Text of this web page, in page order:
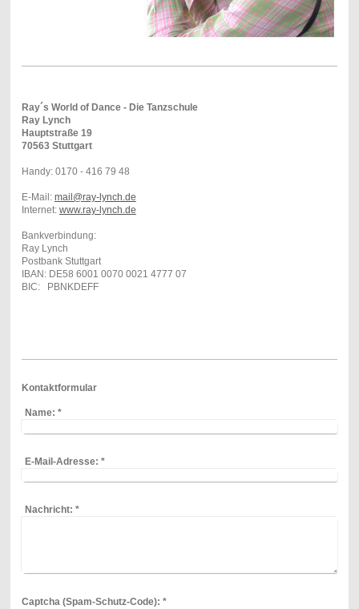
Ray´s World of Dance - Die Tanzschule
Ray Lynch
Hauptstraße 19
70563 Stuttgart
Handy: 0170 - 416 79 48
E-Mail: mail@ray-lynch.de
Internet: www.ray-lynch.de
Bankverbindung:
Ray Lynch
Postbank Stuttgart
IBAN: DE58 6001 0070 0021 4777 07
BIC: PBNKDEFF
Kontaktformular
Name: *
E-Mail-Adresse: *
Nachricht: *
Captcha (Spam-Schutz-Code): *